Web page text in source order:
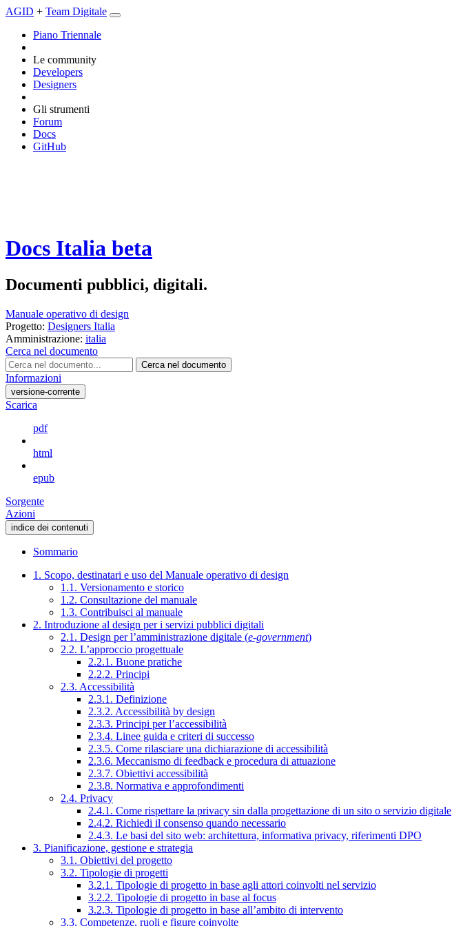
AGID + Team Digitale
Piano Triennale
Le community
Developers
Designers
Gli strumenti
Forum
Docs
GitHub
Docs Italia beta
Documenti pubblici, digitali.
Manuale operativo di design
Progetto: Designers Italia
Amministrazione: italia
Cerca nel documento
Cerca nel documento
Informazioni
versione-corrente
Scarica
pdf
html
epub
Sorgente
Azioni
indice dei contenuti
Sommario
1. Scopo, destinatari e uso del Manuale operativo di design
1.1. Versionamento e storico
1.2. Consultazione del manuale
1.3. Contribuisci al manuale
2. Introduzione al design per i servizi pubblici digitali
2.1. Design per l’amministrazione digitale (e-government)
2.2. L’approccio progettuale
2.2.1. Buone pratiche
2.2.2. Principi
2.3. Accessibilità
2.3.1. Definizione
2.3.2. Accessibilità by design
2.3.3. Principi per l’accessibilità
2.3.4. Linee guida e criteri di successo
2.3.5. Come rilasciare una dichiarazione di accessibilità
2.3.6. Meccanismo di feedback e procedura di attuazione
2.3.7. Obiettivi accessibilità
2.3.8. Normativa e approfondimenti
2.4. Privacy
2.4.1. Come rispettare la privacy sin dalla progettazione di un sito o servizio digitale
2.4.2. Richiedi il consenso quando necessario
2.4.3. Le basi del sito web: architettura, informativa privacy, riferimenti DPO
3. Pianificazione, gestione e strategia
3.1. Obiettivi del progetto
3.2. Tipologie di progetti
3.2.1. Tipologie di progetto in base agli attori coinvolti nel servizio
3.2.2. Tipologie di progetto in base al focus
3.2.3. Tipologie di progetto in base all’ambito di intervento
3.3. Competenze, ruoli e figure coinvolte